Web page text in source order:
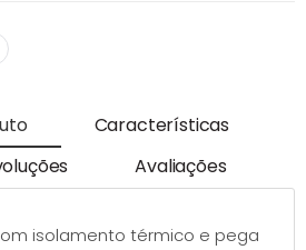
Características
Avaliações
isolamento térmico e pega